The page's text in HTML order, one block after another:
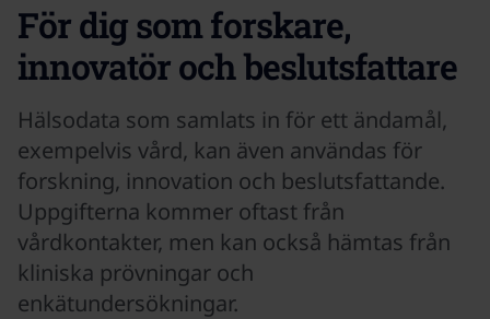
För dig som forskare,
innovatör och beslutsfattare
Hälsodata som samlats in för ett ändamål,
exempelvis vård, kan även användas för
forskning, innovation och beslutsfattande.
Uppgifterna kommer oftast från
vårdkontakter, men kan också hämtas från
kliniska prövningar och
enkätundersökningar.